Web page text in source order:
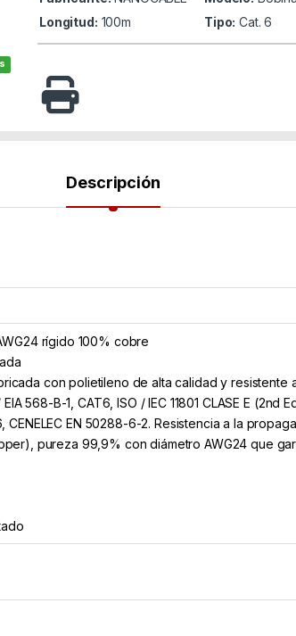
Longitud: 100m Tipo: Cat. 6
Descripción
rígido 100% cobre
con polietileno de alta calidad y resistente
568-B-1, CAT6, ISO / IEC 11801 CLASE E (2nd
CENELEC EN 50288-6-2. Resistencia a la
pureza 99,9% con diámetro AWG24 que